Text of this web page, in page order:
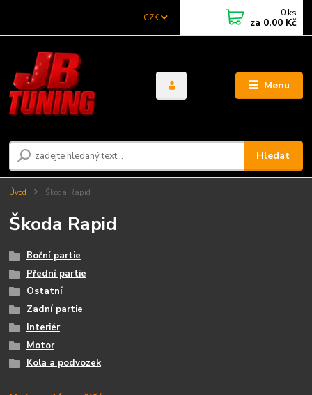
Menu
CZK
Hledat
0 ks
za 0,00 Kč
Úvod Škoda Rapid
Škoda Rapid
Boční partie
Přední partie
Ostatní
Zadní partie
Interiér
Motor
Kola a podvozek